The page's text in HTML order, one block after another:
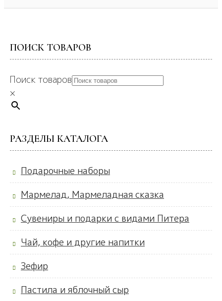
ПОИСК ТОВАРОВ
Поиск товаров
×
РАЗДЕЛЫ КАТАЛОГА
Подарочные наборы
Мармелад, Мармеладная сказка
Сувениры и подарки с видами Питера
Чай, кофе и другие напитки
Зефир
Пастила и яблочный сыр